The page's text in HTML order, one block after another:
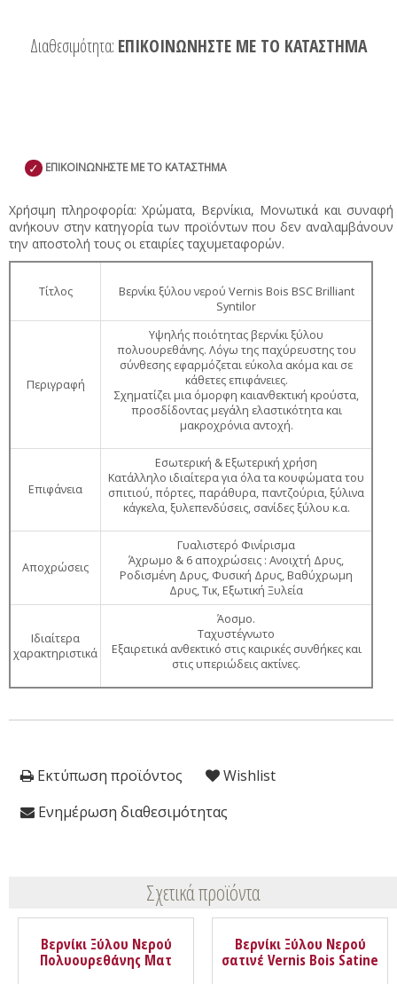
Διαθεσιμότητα: ΕΠΙΚΟΙΝΩΝΗΣΤΕ ΜΕ ΤΟ ΚΑΤΑΣΤΗΜΑ
✓ ΕΠΙΚΟΙΝΩΝΗΣΤΕ ΜΕ ΤΟ ΚΑΤΑΣΤΗΜΑ
Χρήσιμη πληροφορία: Χρώματα, Βερνίκια, Μονωτικά και συναφή
ανήκουν στην κατηγορία των προϊόντων που δεν αναλαμβάνουν
την αποστολή τους οι εταιρίες ταχυμεταφορών.
Τίτλος
Βερνίκι ξύλου νερού Vernis Bois BSC Brilliant
Syntilor
Περιγραφή
Υψηλής ποιότητας βερνίκι ξύλου
πολυουρεθάνης. Λόγω της παχύρευστης του
σύνθεσης εφαρμόζεται εύκολα ακόμα και σε
κάθετες επιφάνειες.
Σχηματίζει μια όμορφη καιανθεκτική κρούστα,
προσδίδοντας μεγάλη ελαστικότητα και
μακροχρόνια αντοχή.
Επιφάνεια
Εσωτερική & Εξωτερική χρήση
Κατάλληλο ιδιαίτερα για όλα τα κουφώματα του
σπιτιού, πόρτες, παράθυρα, παντζούρια, ξύλινα
κάγκελα, ξυλεπενδύσεις, σανίδες ξύλου κ.α.
Αποχρώσεις
Γυαλιστερό Φινίρισμα
Άχρωμο & 6 αποχρώσεις : Ανοιχτή Δρυς,
Ροδισμένη Δρυς, Φυσική Δρυς, Βαθύχρωμη
Δρυς, Τικ, Εξωτική Ξυλεία
Ιδιαίτερα
χαρακτηριστικά
Άοσμο.
Ταχυστέγνωτο
Εξαιρετικά ανθεκτικό στις καιρικές συνθήκες και
στις υπεριώδεις ακτίνες.
Εκτύπωση προϊόντος
Wishlist
Ενημέρωση διαθεσιμότητας
Σχετικά προϊόντα
Βερνίκι Ξύλου Νερού
Πολυουρεθάνης Ματ
Vernis Bois BSC Mat
Βερνίκι Ξύλου Νερού
σατινέ Vernis Bois Satine